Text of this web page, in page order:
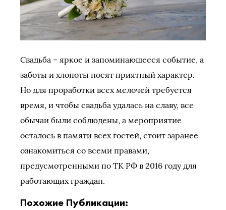
Свадьба – яркое и запоминающееся событие, а
заботы и хлопоты носят приятный характер.
Но для проработки всех мелочей требуется
время, и чтобы свадьба удалась на славу, все
обычаи были соблюдены, а мероприятие
осталось в памяти всех гостей, стоит заранее
ознакомиться со всеми правами,
предусмотренными по ТК РФ в 2016 году для
работающих граждан.
Похожие Публикации: